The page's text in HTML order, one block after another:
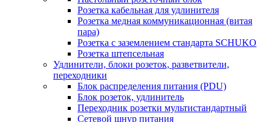
Розетка кабельная для удлинителя
Розетка медная коммуникационная (витая
пара)
Розетка с заземлением стандарта SCHUKO
Розетка штепсельная
Удлинители, блоки розеток, разветвители,
переходники
Блок распределения питания (PDU)
Блок розеток, удлинитель
Переходник розетки мультистандартный
Сетевой шнур питания